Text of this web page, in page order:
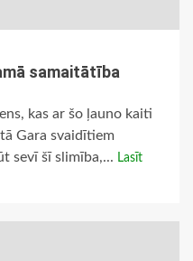
samaitātība
kas ar šo ļauno kaiti
Gara svaidītiem
sevī šī slimība,... Lasīt